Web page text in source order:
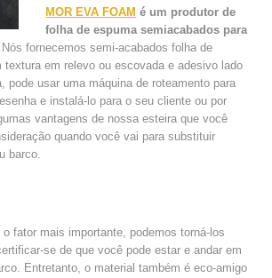
MOR EVA FOAM é um produtor de
folha de espuma semiacabados para
fornecemos semi-acabados folha de
textura em relevo ou escovada e adesivo lado
pode usar uma máquina de roteamento para
e instalá-lo para o seu cliente ou por
vantagens de nossa esteira que você
quando você vai para substituir
barco.
fator mais importante, podemos torná-los
se de que você pode estar e andar em
Entretanto, o material também é eco-amigo